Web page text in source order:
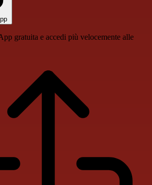
gratuita e accedi più velocemente alle